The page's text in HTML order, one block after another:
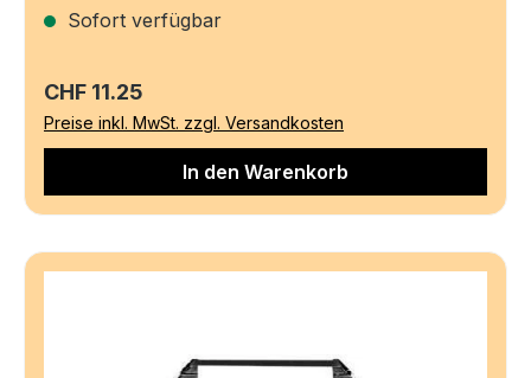
Sofort verfügbar
Regulärer Preis:
CHF 11.25
Preise inkl. MwSt. zzgl. Versandkosten
In den Warenkorb